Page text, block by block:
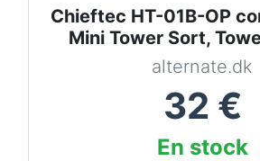
Chieftec HT-01B-OP
Mini Tower Sort,
alternate.dk
32 €
En stock